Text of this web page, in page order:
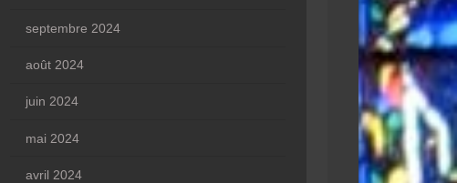
septembre 2024
août 2024
juin 2024
mai 2024
avril 2024